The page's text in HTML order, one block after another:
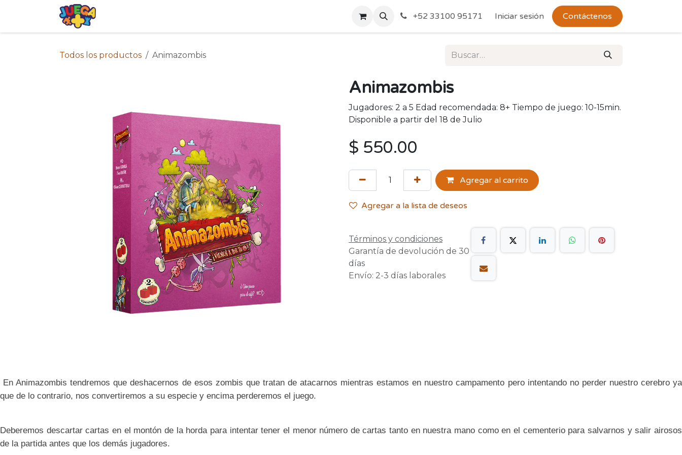
Acerca de Nosotros Politicas de Envío y Devoluciones
+52 33100 95171 Iniciar sesión Contáctenos
Todos los productos Animazombis
Animazombis
Jugadores: 2 a 5 Edad recomendada: 8+ Tiempo de juego: 10-15min.
Disponible a partir del 18 de Julio
$ 550.00
Agregar al carrito
Agregar a la lista de deseos
Términos y condiciones
Garantía de devolución de 30
días
Envío: 2-3 días laborales
En Animazombis tendremos que deshacernos de esos zombis que tratan de atacarnos mientras estamos en nuestro campamento pero intentando no perder nuestro cerebro ya
que de lo contrario, nos convertiremos a su especie y encima perderemos el juego.
Deberemos descartar cartas en el montón de la horda para intentar tener el menor número de cartas tanto en nuestra mano como en el cementerio para salvarnos y salir airosos
de la partida antes que los demás jugadores.